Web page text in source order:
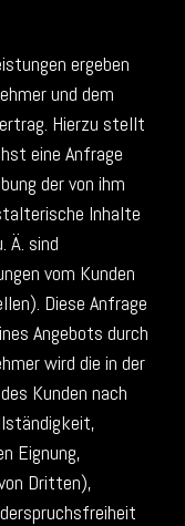
ergeben
und dem
Hierzu stellt
eine Anfrage
der von ihm
Inhalte
Ä. sind
vom Kunden
Diese Anfrage
Angebots durch
wird die in der
Kunden nach
Eignung,
Dritten),